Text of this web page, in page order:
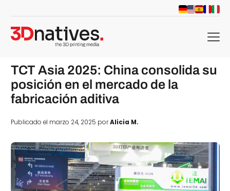
menu
TCT Asia 2025: China consolida su
posición en el mercado de la
fabricación aditiva
Publicado el marzo 24, 2025 porAlicia M.